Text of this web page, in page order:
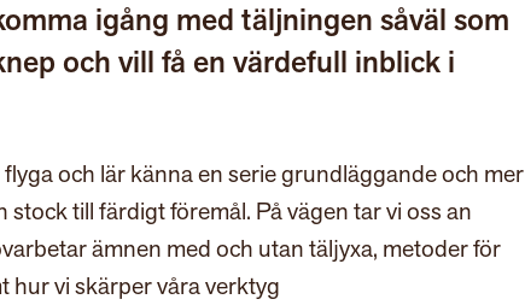
igång med täljningen såväl som
och vill få en värdefull inblick i
och lär känna en serie grundläggande och mer
till färdigt föremål. På vägen tar vi oss an
ämnen med och utan täljyxa, metoder för
hur vi skärper våra verktyg